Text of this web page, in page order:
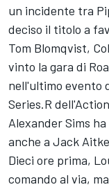
un incidente tra
deciso il titolo a
Tom Blomqvist,
vinto la gara di
nell'ultimo evento
Series.R
Alexander Sims
anche a Jack
Dieci ore prima,
comando al via,